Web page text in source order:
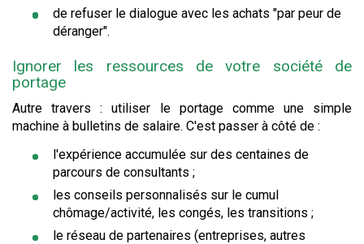
de refuser le dialogue avec les achats "par peur de
déranger".
Ignorer les ressources de votre société de
portage
Autre travers : utiliser le portage comme une simple
machine à bulletins de salaire. C'est passer à côté de :
l'expérience accumulée sur des centaines de
parcours de consultants ;
les conseils personnalisés sur le cumul
chômage/activité, les congés, les transitions ;
le réseau de partenaires (entreprises, autres